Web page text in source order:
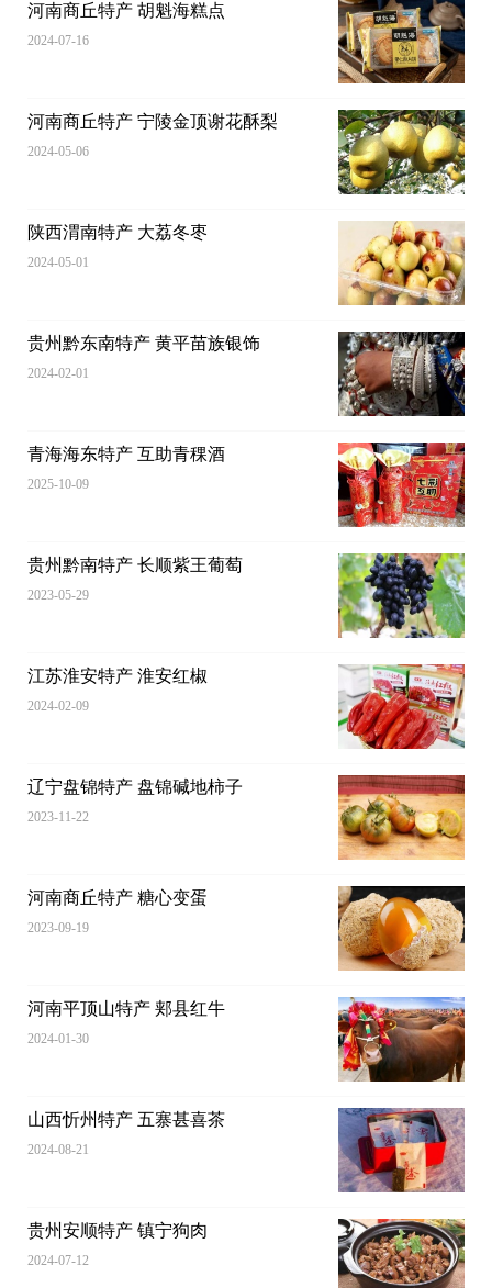
河南商丘特产 胡魁海糕点
2024-07-16
河南商丘特产 宁陵金顶谢花酥梨
2024-05-06
陕西渭南特产 大荔冬枣
2024-05-01
贵州黔东南特产 黄平苗族银饰
2024-02-01
青海海东特产 互助青稞酒
2025-10-09
贵州黔南特产 长顺紫王葡萄
2023-05-29
江苏淮安特产 淮安红椒
2024-02-09
辽宁盘锦特产 盘锦碱地柿子
2023-11-22
河南商丘特产 糖心变蛋
2023-09-19
河南平顶山特产 郏县红牛
2024-01-30
山西忻州特产 五寨甚喜茶
2024-08-21
贵州安顺特产 镇宁狗肉
2024-07-12